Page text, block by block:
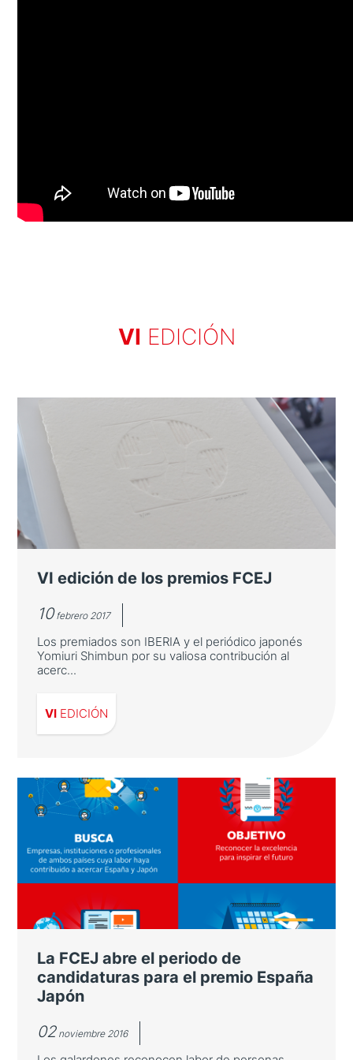
VI EDICIÓN
VI edición de los premios FCEJ
10febrero 2017
Los premiados son IBERIA y el periódico japonés
Yomiuri Shimbun por su valiosa contribución al
acerc...
VI EDICIÓN
VI edición de los premios FCEJ
Los premiados son IBERIA y el periódico
japonés Yomiuri Shimbun por su valiosa
contribución al acercamiento de los dos
La FCEJ abre el periodo de
candidaturas para el premio España
Japón
02noviembre 2016